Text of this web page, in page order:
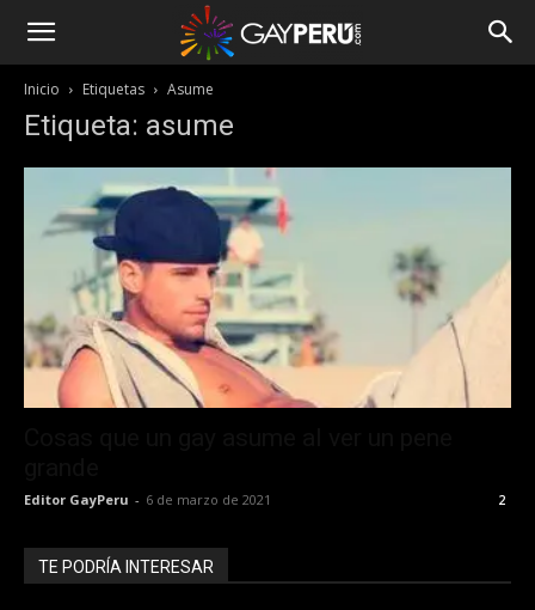
Inicio Etiquetas Asume
Etiqueta: asume
Editor GayPeru - 6 de marzo de 2021 2
TE PODRÍA INTERESAR